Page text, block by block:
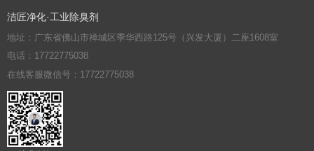
洁匠净化·工业除臭剂
地址：广东省佛山市禅城区季华西路125号（兴发大厦）二座1608室
电话：17722775038
在线客服微信号：17722775038